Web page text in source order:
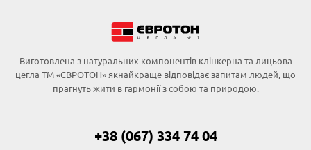
Виготовлена з натуральних компонентів клінкерна та лицьова
цегла ТМ «ЄВРОТОН» якнайкраще відповідає запитам людей, що
прагнуть жити в гармонії з собою та природою.
+38 (067) 334 74 04